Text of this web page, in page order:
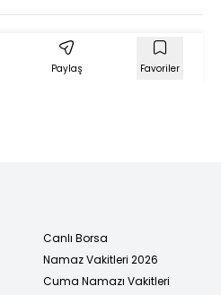
Yapıldı?
Paylaş Favoriler
Canlı Borsa
Namaz Vakitleri 2026
Cuma Namazı Vakitleri